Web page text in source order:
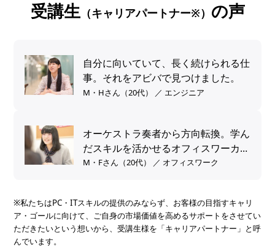
受講生（キャリアパートナー※） の声
自分に向いていて、長く続けられる仕
事。それをアビバで見つけました。
M・Hさん（20代） ／ エンジニア
オーケストラ奏者から方向転換。学ん
だスキルを活かせるオフィスワーカー
へ。
M・Fさん（20代） ／ オフィスワーク
※私たちはPC・ITスキルの提供のみならず、お客様の目指すキャリ
ア・ゴールに向けて、ご自身の市場価値を高めるサポートをさせてい
ただきたいという想いから、受講生様を「キャリアパートナー」と呼
んでいます。